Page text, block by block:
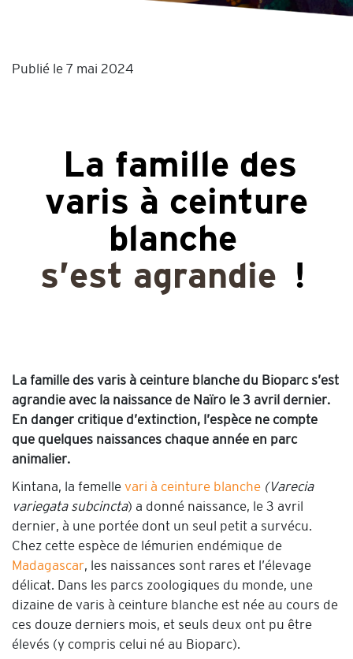
Publié le 7 mai 2024
La famille des
varis à ceinture
blanche
s’est agrandie !
La famille des varis à ceinture blanche du Bioparc s’est
agrandie avec la naissance de Naïro le 3 avril dernier.
En danger critique d’extinction, l’espèce ne compte
que quelques naissances chaque année en parc
animalier.
Kintana, la femelle vari à ceinture blanche (Varecia
variegata subcincta) a donné naissance, le 3 avril
dernier, à une portée dont un seul petit a survécu.
Chez cette espèce de lémurien endémique de
Madagascar, les naissances sont rares et l’élevage
délicat. Dans les parcs zoologiques du monde, une
dizaine de varis à ceinture blanche est née au cours de
ces douze derniers mois, et seuls deux ont pu être
élevés (y compris celui né au Bioparc).